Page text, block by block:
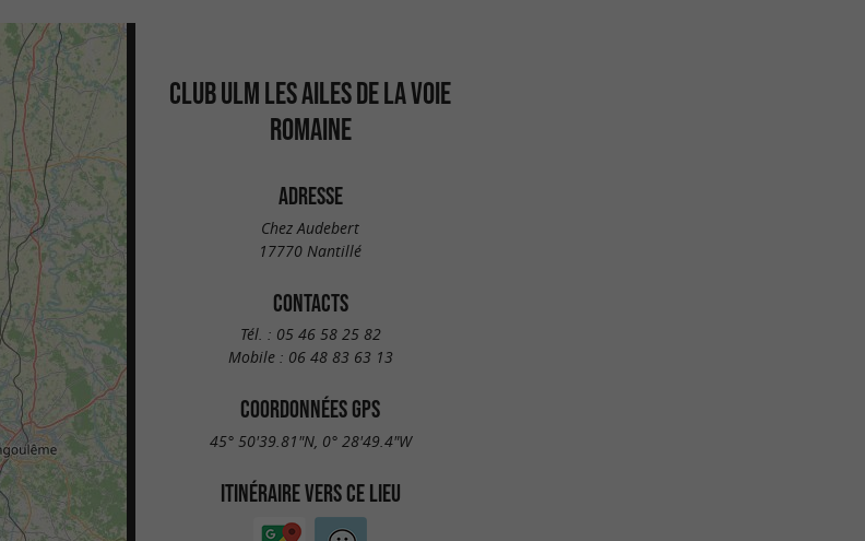
CLUB ULM LES AILES DE LA VOIE
ROMAINE
ADRESSE
Chez Audebert
17770 Nantillé
CONTACTS
Tél. : 05 46 58 25 82
Mobile : 06 48 83 63 13
COORDONNÉES GPS
45° 50'39.81"N, 0° 28'49.4"W
ITINÉRAIRE VERS CE LIEU